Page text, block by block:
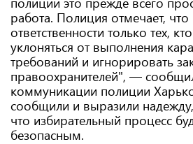
работа. Полиция отмечает, что
ответственности только тех,
уклоняться от выполнения
требований и игнорировать
правоохранителей", —
коммуникации полиции
сообщили и выразили надежду,
что избирательный процесс
безопасным.